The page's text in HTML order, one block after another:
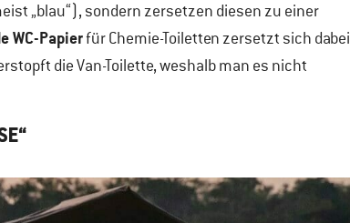
„blau“), sondern zersetzen diesen zu einer
WC-Papierfür Chemie-Toiletten zersetzt sich dabei
die Van-Toilette,weshalb man es nicht